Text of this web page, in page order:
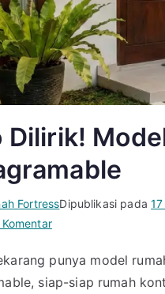
Dilirik!
FortressDipublikasi pada
pada
Dilirik!
Model
punya model
siap-siap rumah